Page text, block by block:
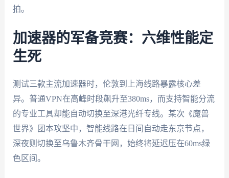
拍。
加速器的军备竞赛：六维性能定
生死
测试三款主流加速器时，伦敦到上海线路暴露核心差
异。普通VPN在高峰时段飙升至380ms，而支持智能分流
的专业工具却能自动切换至深港光纤专线。某次《魔兽
世界》团本攻坚中，智能线路在日间自动走东京节点，
深夜则切换至乌鲁木齐骨干网，始终将延迟压在60ms绿
色区间。